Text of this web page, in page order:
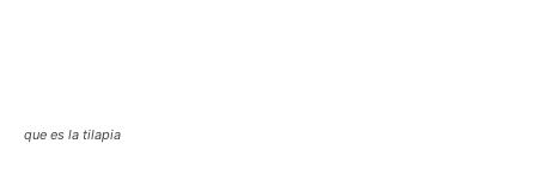
que es la tilapia